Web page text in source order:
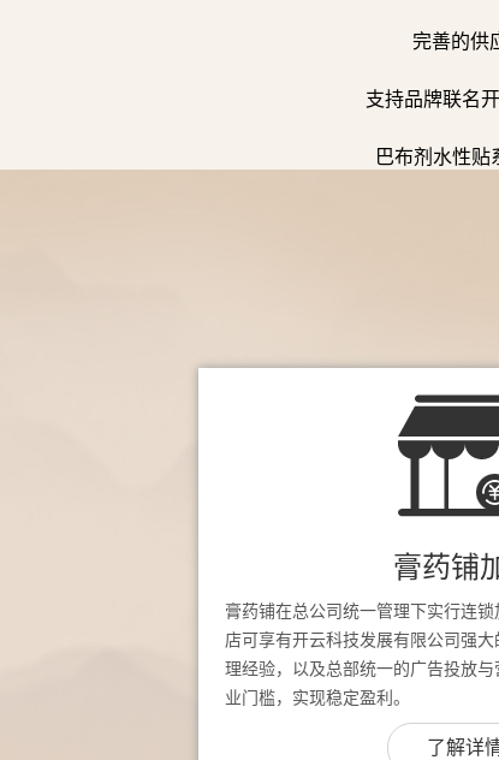
完善的供
支持品牌联名
巴布剂水性贴
膏药铺
膏药铺在总公司统一管理下实行连
店可享有开云科技发展有限公司强
理经验，以及总部统一的广告投放
业门槛，实现稳定盈利。
了解详